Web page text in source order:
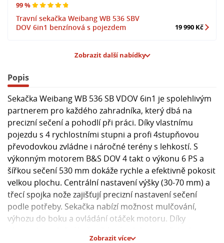
99 %
Travní sekačka Weibang WB 536 SBV
DOV 6in1 benzínová s pojezdem
19 990 Kč
Zobrazit další nabídky
Popis
Sekačka Weibang WB 536 SB VDOV 6in1 je spolehlivým
partnerem pro každého zahradníka, který dbá na
precizní sečení a pohodlí při práci. Díky vlastnímu
pojezdu s 4 rychlostními stupni a profi 4stupňovou
převodovkou zvládne i náročné terény s lehkostí. S
výkonným motorem B&S DOV 4 takt o výkonu 6 PS a
šířkou sečení 530 mm dokáže rychle a efektivně pokosit
velkou plochu. Centrální nastavení výšky (30-70 mm) a
třecí spojka nože zajišťují precizní nastavení sečení
podle potřeby. Sekačka nabízí možnost mulčování,
výhozu do boku a ovládání otáček motoru. Díky
Zobrazit více